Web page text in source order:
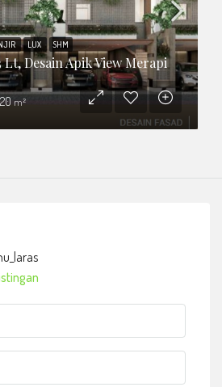
Desain Apik View Merapi
m²
LUX SHM